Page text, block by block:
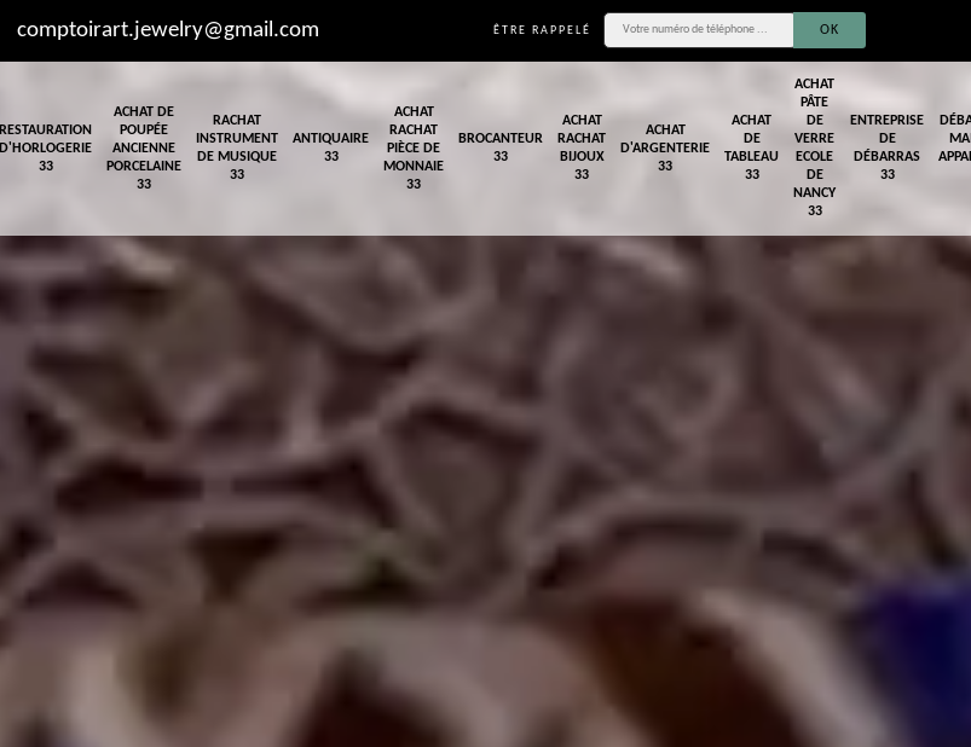
comptoirart.jewelry@gmail.com ÊTRE RAPPELÉ
RESTAURATION
D'HORLOGERIE
33
ACHAT DE
POUPÉE
ANCIENNE
PORCELAINE
33
RACHAT
INSTRUMENT
DE MUSIQUE
33
ANTIQUAIRE
33
ACHAT
RACHAT
PIÈCE DE
MONNAIE
33
BROCANTEUR
33
ACHAT
RACHAT
BIJOUX
33
ACHAT
D'ARGENTERIE
33
ACHAT
DE
TABLEAU
33
ACHAT
PÂTE
DE
VERRE
ECOLE
DE
NANCY
33
ENTREPRISE
DE
DÉBARRAS
33